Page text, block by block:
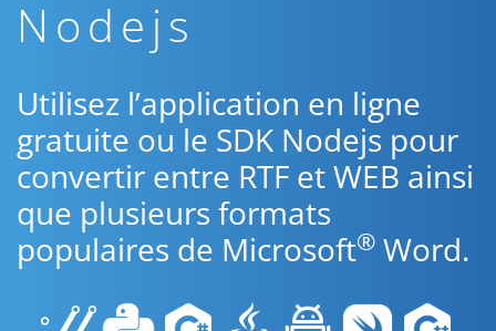
Nodejs
Utilisez l’application en ligne
gratuite ou le SDK Nodejs pour
convertir entre RTF et WEB ainsi
que plusieurs formats
populaires de Microsoft® Word.